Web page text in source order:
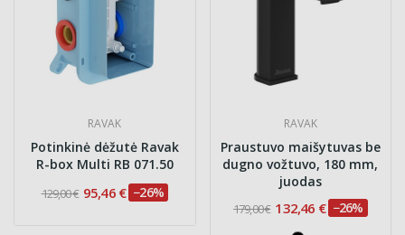
RAVAK
Potinkinė dėžutė Ravak
R-box Multi RB 071.50
129,00 € 95,46 € −26%
RAVAK
Praustuvo maišytuvas be
dugno vožtuvo, 180 mm,
juodas
179,00 € 132,46 € −26%